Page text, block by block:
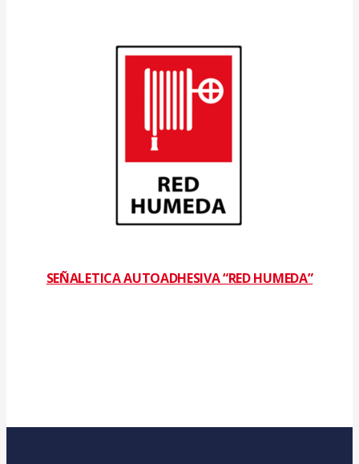
SEÑALETICA AUTOADHESIVA “RED HUMEDA”